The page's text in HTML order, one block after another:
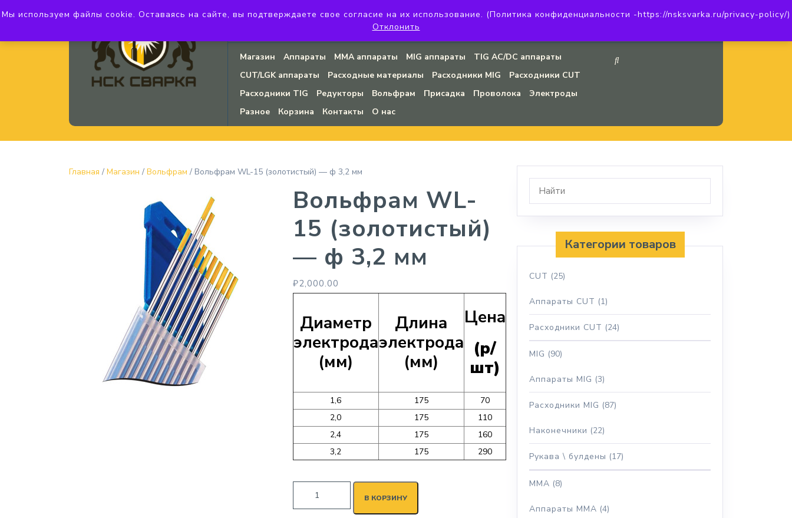
ул. Богдана Хмельницкого, 45 (угловое помещение)
+7 (923) 142-20-20
Наш INSTAGRAM
Магазин Аппараты MMA аппараты MIG аппараты
TIG AC/DC аппараты
CUT/LGK аппараты
Расходные материалы Расходники MIG
Расходники CUT
Расходники TIG
Редукторы Вольфрам Присадка Проволока
Электроды
Разное
Корзина Контакты О нас
Главная / Магазин / Вольфрам / Вольфрам WL-15 (золотистый) — ф 3,2 мм
Вольфрам WL-
15 (золотистый)
— ф 3,2 мм
₽2,000.00
Диаметр
электрода
(мм)
Длина
электрода
(мм)
Цена
(р/
шт)
1,6 175
70
2,0
175
110
2,4
175
160
3,2
175 290
В КОРЗИНУ
Категории товаров
CUT (25)
Аппараты CUT (1)
Расходники CUT (24)
MIG (90)
Аппараты MIG (3)
Расходники MIG (87)
Наконечники (22)
Рукава \ булдены (17)
MMA (8)
Аппараты MMA (4)
Мы используем файлы cookie. Оставаясь на сайте, вы подтверждаете свое согласие на их использование. (Политика конфиденциальности -https://nsksvarka.ru/privacy-policy/)
Отклонить